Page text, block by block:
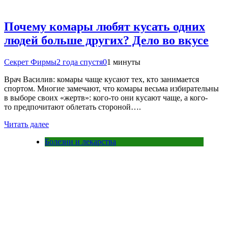
Почему комары любят кусать одних
людей больше других? Дело во вкусе
Секрет Фирмы2 года спустя01 минуты
Врач Василив: комары чаще кусают тех, кто занимается
спортом. Многие замечают, что комары весьма избирательны
в выборе своих «жертв»: кого-то они кусают чаще, а кого-
то предпочитают облетать стороной….
Читать далее
Болезни и лекарства